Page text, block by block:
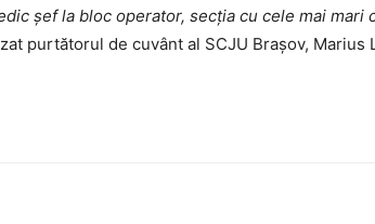
şef la bloc operator, secţia cu cele mai
purtătorul de cuvânt al SCJU Braşov,